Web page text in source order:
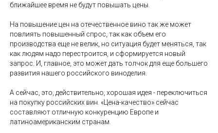
ближайшее время не будут повышать цены.
На повышение цен на отечественное вино так же может
повлиять повышенный спрос, так как объем его
производства еще не велик, но ситуация будет меняться, так
как людям надо перестроится, и сформируется новый
запрос. И, главное, это может дать толчок для еще большего
развития нашего российского виноделия.
А сейчас, это, действительно, хорошая идея - переключиться
на покупку российских вин. «Цена-качество» сейчас
составляют отличную конкуренцию Европе и
латиноамериканским странам.